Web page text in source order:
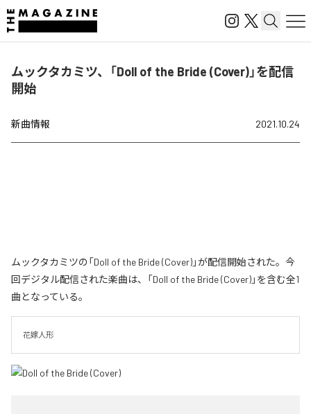
ムックタカミツ、「Doll of the Bride (Cover)」を配信
開始
新曲情報 2021.10.24
ムックタカミツの「Doll of the Bride (Cover)」が配信開始された。今
回デジタル配信された楽曲は、「Doll of the Bride (Cover)」を含む全1
曲となっている。
花嫁人形